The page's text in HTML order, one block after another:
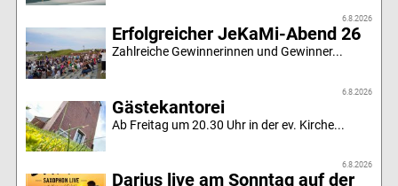
6.8.2026
Erfolgreicher JeKaMi-Abend 26
Zahlreiche Gewinnerinnen und Gewinner...
6.8.2026
Gästekantorei
Ab Freitag um 20.30 Uhr in der ev. Kirche...
6.8.2026
Darius live am Sonntag auf der